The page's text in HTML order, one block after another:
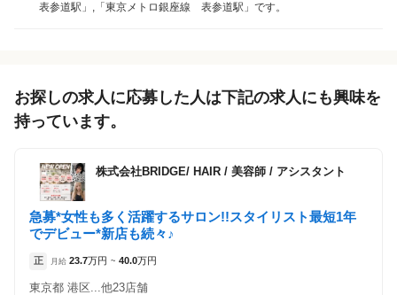
各店舗の特色（詳しい給与、一緒に働くスタッフ、サービスメニュー、客層
（東京都港区:表参道駅 徒歩 2分 ）
表参道駅」,「東京メトロ銀座線 表参道駅」です。
お探しの求人に応募した人は下記の求人にも興味を
持っています。
株式会社BRIDGE/ HAIR / 美容師 / アシスタント
急募*女性も多く活躍するサロン!!スタイリスト最短1年
でデビュー*新店も続々♪
正 月給 23.7万円 ~ 40.0万円
東京都 港区...他23店舗